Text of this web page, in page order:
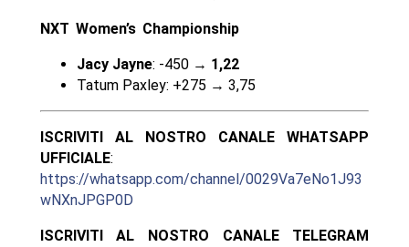
NXT Women’s Championship
Jacy Jayne: -450 → 1,22
Tatum Paxley: +275 → 3,75
ISCRIVITI AL NOSTRO CANALE WHATSAPP
UFFICIALE:
https://whatsapp.com/channel/0029Va7eNo1J93
wNXnJPGP0D
ISCRIVITI AL NOSTRO CANALE TELEGRAM